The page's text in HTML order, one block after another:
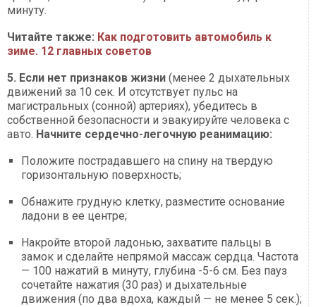
минуту.
Читайте также: Как подготовить автомобиль к
зиме. 12 главных советов
5. Если нет признаков жизни (менее 2 дыхательных
движений за 10 сек. И отсутствует пульс на
магистральных (сонной) артериях), убедитесь в
собственной безопасности и эвакуируйте человека с
авто. Начните сердечно-легочную реанимацию:
Положите пострадавшего на спину на твердую
горизонтальную поверхность;
Обнажите грудную клетку, разместите основание
ладони в ее центре;
Накройте второй ладонью, захватите пальцы в
замок и сделайте непрямой массаж сердца. Частота
— 100 нажатий в минуту, глубина -5-6 см. Без пауз
сочетайте нажатия (30 раз) и дыхательные
движения (по два вдоха, каждый — не менее 5 сек.);